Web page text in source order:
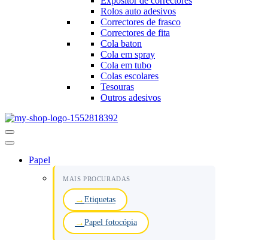
Rolos auto adesivos
Correctores de frasco
Correctores de fita
Cola baton
Cola em spray
Cola em tubo
Colas escolares
Tesouras
Outros adesivos
Menu
de
Papel
MAIS PROCURADAS
Etiquetas
Papel fotocópia